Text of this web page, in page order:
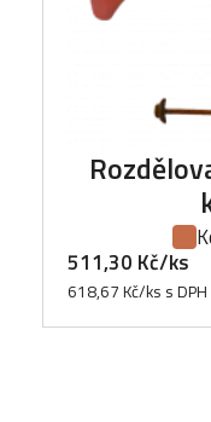
511,30 Kč/ks
618,67 Kč/ks s DPH